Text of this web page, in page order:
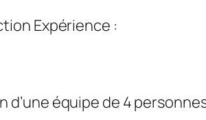
Expérience :
d’une équipe de 4